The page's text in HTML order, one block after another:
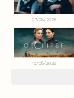
07/08/2026
10/08/2026